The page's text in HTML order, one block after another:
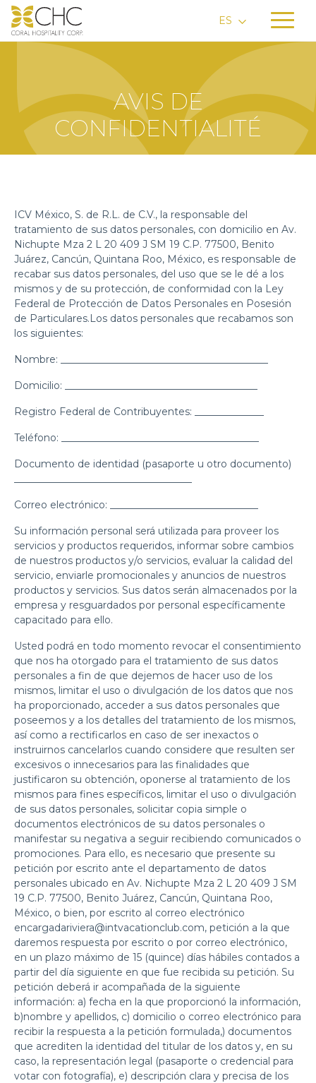
ES
AVIS DE
CONFIDENTIALITÉ
ICV México, S. de R.L. de C.V., la responsable del
tratamiento de sus datos personales, con domicilio en Av.
Nichupte Mza 2 L 20 409 J SM 19 C.P. 77500, Benito
Juárez, Cancún, Quintana Roo, México, es responsable de
recabar sus datos personales, del uso que se le dé a los
mismos y de su protección, de conformidad con la Ley
Federal de Protección de Datos Personales en Posesión
de Particulares.Los datos personales que recabamos son
los siguientes:
Nombre: __________________________________________
Domicilio: _______________________________________
Registro Federal de Contribuyentes: ______________
Teléfono: ________________________________________
Documento de identidad (pasaporte u otro documento)
Correo electrónico: ______________________________
Su información personal será utilizada para proveer los
servicios y productos requeridos, informar sobre cambios
de nuestros productos y/o servicios, evaluar la calidad del
servicio, enviarle promocionales y anuncios de nuestros
productos y servicios. Sus datos serán almacenados por la
empresa y resguardados por personal específicamente
capacitado para ello.
Usted podrá en todo momento revocar el consentimiento
que nos ha otorgado para el tratamiento de sus datos
personales a fin de que dejemos de hacer uso de los
mismos, limitar el uso o divulgación de los datos que nos
ha proporcionado, acceder a sus datos personales que
poseemos y a los detalles del tratamiento de los mismos,
así como a rectificarlos en caso de ser inexactos o
instruirnos cancelarlos cuando considere que resulten ser
excesivos o innecesarios para las finalidades que
justificaron su obtención, oponerse al tratamiento de los
mismos para fines específicos, limitar el uso o divulgación
de sus datos personales, solicitar copia simple o
documentos electrónicos de su datos personales o
manifestar su negativa a seguir recibiendo comunicados o
promociones. Para ello, es necesario que presente su
petición por escrito ante el departamento de datos
personales ubicado en Av. Nichupte Mza 2 L 20 409 J SM
19 C.P. 77500, Benito Juárez, Cancún, Quintana Roo,
México, o bien, por escrito al correo electrónico
encargadariviera@intvacationclub.com, petición a la que
daremos respuesta por escrito o por correo electrónico,
en un plazo máximo de 15 (quince) días hábiles contados a
partir del día siguiente en que fue recibida su petición. Su
petición deberá ir acompañada de la siguiente
información: a) fecha en la que proporcionó la información,
b)nombre y apellidos, c) domicilio o correo electrónico para
recibir la respuesta a la petición formulada,) documentos
que acrediten la identidad del titular de los datos y, en su
caso, la representación legal (pasaporte o credencial para
votar con fotografía), e) descripción clara y precisa de los